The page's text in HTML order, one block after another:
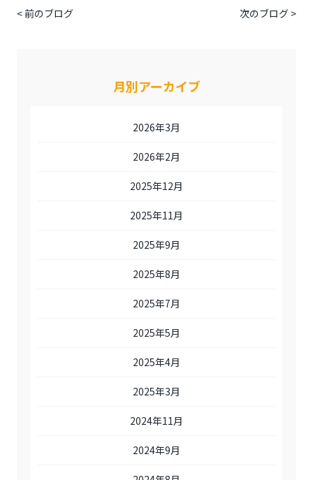
< 前のブログ 次のブログ >
月別アーカイブ
2026年3月
2026年2月
2025年12月
2025年11月
2025年9月
2025年8月
2025年7月
2025年5月
2025年4月
2025年3月
2024年11月
2024年9月